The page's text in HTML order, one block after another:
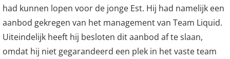
had kunnen lopen voor de jonge Est. Hij had namelijk een
aanbod gekregen van het management van Team Liquid.
Uiteindelijk heeft hij besloten dit aanbod af te slaan,
omdat hij niet gegarandeerd een plek in het vaste team